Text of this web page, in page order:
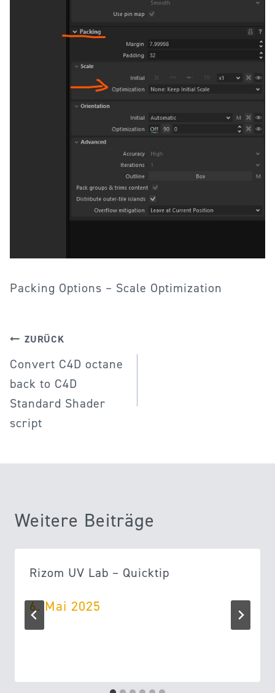
Packing Options – Scale Optimization
Beitragsnavigation
ZURÜCK
Convert C4D octane
back to C4D
Standard Shader
script
Weitere Beiträge
Rizom UV Lab – Quicktip
6. Mai 2025